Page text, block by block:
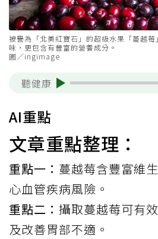
被譽為「北美紅寶石」的超級水果「蔓越
味，更包含有豐富的營養成分。
圖／ingimage
聽健康
AI重點
文章重點整理：
重點一： 蔓越莓含豐富維
心血管疾病風險。
重點二： 攝取蔓越莓可有
及改善胃部不適。